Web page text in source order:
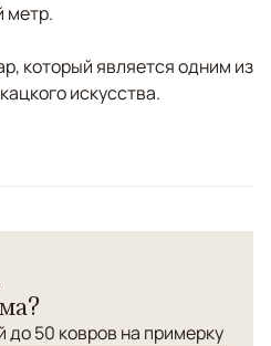
метр.
который является одним из
искусства.
Натуральные
50 ковров на примерку